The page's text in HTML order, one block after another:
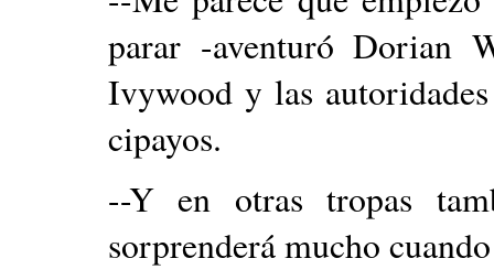
parar -aventuró Dorian
Ivywood y las
cipayos.
--Y en otras tropas
sorprenderá mucho